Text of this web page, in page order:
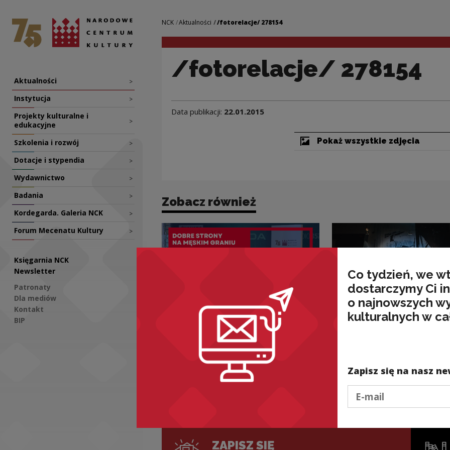
/fotorelacje/ 278154 | Narodowe
Narodowe Centrum Kultury
Nawigacja
Aktualności >
Instytucja >
Projekty kulturalne i
edukacyjne
>
Szkolenia i rozwój >
Dotacje i stypendia >
Wydawnictwo >
Badania >
Kordegarda. Galeria NCK >
Forum Mecenatu Kultury >
Księgarnia NCK
Newsletter
Patronaty
Dla mediów
Kontakt
BIP
Nawigacja
NCK Aktualności /fotorelacje/ 278154
/fotorelacje/ 278154
Data publikacji: 22.01.2015
Pokaż wszystkie zdjęcia
Zobacz również
Dobre Strony na Męskim
Graniu w Krakowie.
Przed nami
przedostatni
przystanek trasy!
Aktualności
pamiętać o
Warszawskim
ZAPISZ SIĘ
Co tydzień, we
dostarczymy Ci
o najnowszych
kulturalnych w
Zapisz się na nasz